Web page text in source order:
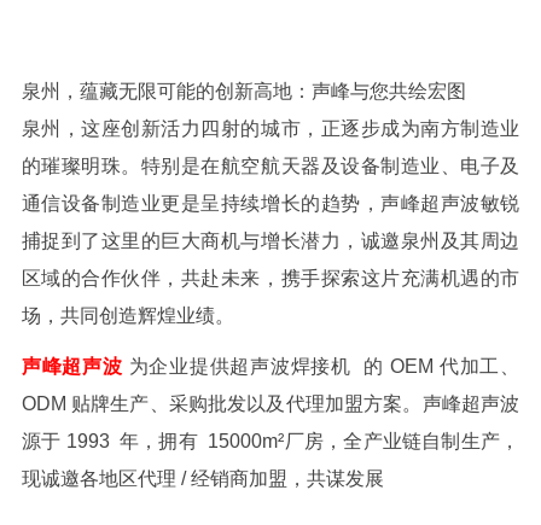
泉州，蕴藏无限可能的创新高地：声峰与您共绘宏图
泉州，这座创新活力四射的城市，正逐步成为南方制造业
的璀璨明珠。特别是在航空航天器及设备制造业、电子及
通信设备制造业更是呈持续增长的趋势，声峰超声波敏锐
捕捉到了这里的巨大商机与增长潜力，诚邀泉州及其周边
区域的合作伙伴，共赴未来，携手探索这片充满机遇的市
场，共同创造辉煌业绩。
声峰超声波 为企业提供超声波焊接机 的 OEM 代加工、
ODM 贴牌生产、采购批发以及代理加盟方案。声峰超声波
源于 1993年，拥有 15000m²厂房，全产业链自制生产，
现诚邀各地区代理 /经销商加盟，共谋发展